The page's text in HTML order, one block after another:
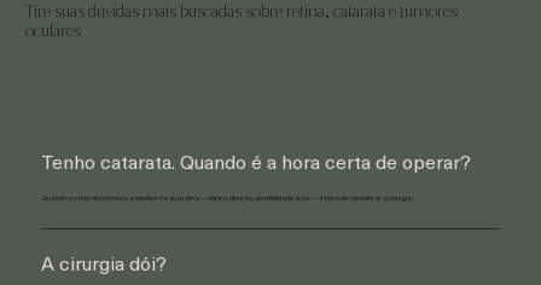
Tenho catarata. Quando é a hora certa de operar?
Quando a catarata começa a interferir na sua rotina — leitura, direção, sensibilidade à luz — é hora de considerar a cirurgia.
A cirurgia dói?
Tire suas dúvidas mais buscadas sobre retina, catarata e tumores
oculares